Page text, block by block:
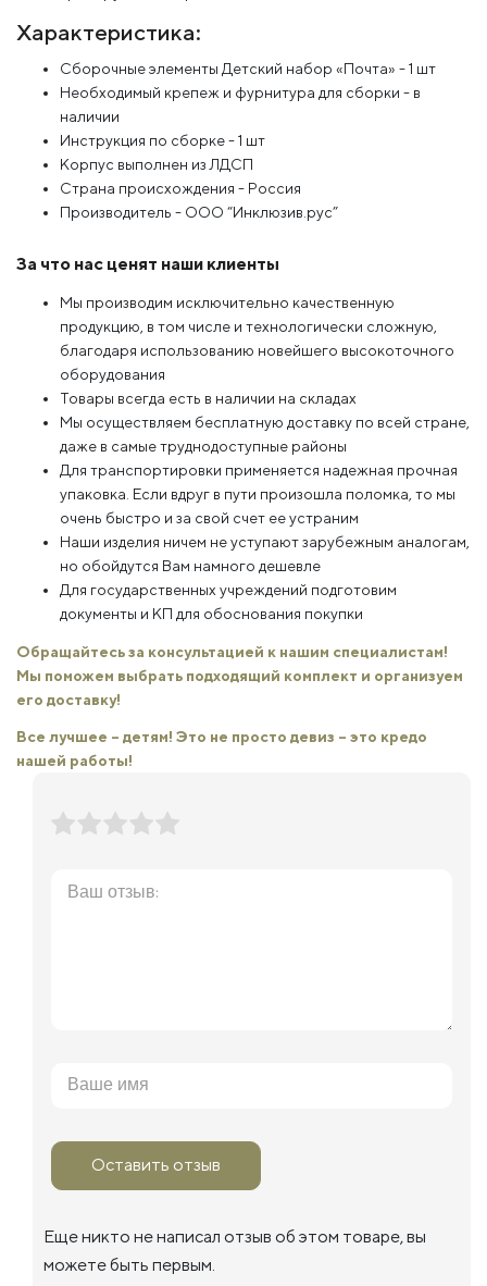
Характеристика:
Сборочные элементы Детский набор «Почта» - 1 шт
Необходимый крепеж и фурнитура для сборки - в
наличии
Инструкция по сборке - 1 шт
Корпус выполнен из ЛДСП
Страна происхождения - Россия
Производитель - ООО “Инклюзив.рус”
За что нас ценят наши клиенты
Мы производим исключительно качественную
продукцию, в том числе и технологически сложную,
благодаря использованию новейшего высокоточного
оборудования
Товары всегда есть в наличии на складах
Мы осуществляем бесплатную доставку по всей стране,
даже в самые труднодоступные районы
Для транспортировки применяется надежная прочная
упаковка. Если вдруг в пути произошла поломка, то мы
очень быстро и за свой счет ее устраним
Наши изделия ничем не уступают зарубежным аналогам,
но обойдутся Вам намного дешевле
Для государственных учреждений подготовим
документы и КП для обоснования покупки
Обращайтесь за консультацией к нашим специалистам!
Мы поможем выбрать подходящий комплект и организуем
его доставку!
Все лучшее – детям! Это не просто девиз – это кредо
нашей работы!
Оставить отзыв
Еще никто не написал отзыв об этом товаре, вы
можете быть первым.